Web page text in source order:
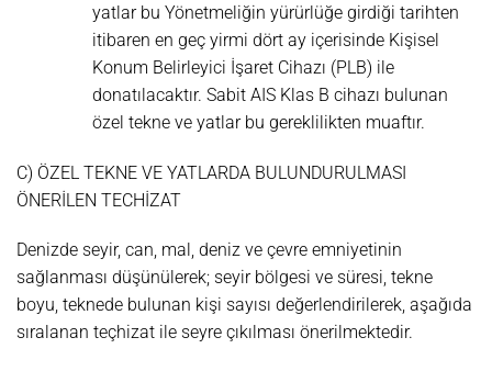
yatlar bu Yönetmeliğin yürürlüğe girdiği tarihten
itibaren en geç yirmi dört ay içerisinde Kişisel
Konum Belirleyici İşaret Cihazı (PLB) ile
donatılacaktır. Sabit AIS Klas B cihazı bulunan
özel tekne ve yatlar bu gereklilikten muaftır.
C) ÖZEL TEKNE VE YATLARDA BULUNDURULMASI
ÖNERİLEN TECHİZAT
Denizde seyir, can, mal, deniz ve çevre emniyetinin
sağlanması düşünülerek; seyir bölgesi ve süresi, tekne
boyu, teknede bulunan kişi sayısı değerlendirilerek, aşağıda
sıralanan teçhizat ile seyre çıkılması önerilmektedir.